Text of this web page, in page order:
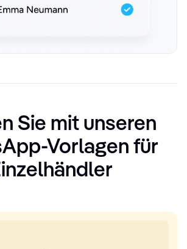
Sie mit unseren
Vorlagen für